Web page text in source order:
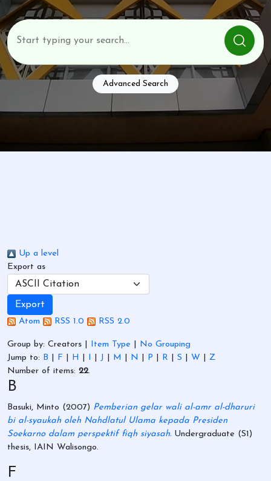
Advanced Search
Up a level
Export as
Atom RSS 1.0 RSS 2.0
Group by: Creators Item Type
No Grouping
Jump to: B F H I J M N P R S W
Z
Number of items: 22.
B
Basuki, Minto (2007) Pemberian gelar wali al-amr al-dharuri
bi al-syaukah oleh Nahdlatul Ulama kepada Presiden
Soekarno dalam perspektif fiqh siyasah. Undergraduate (S1)
thesis, IAIN Walisongo.
F